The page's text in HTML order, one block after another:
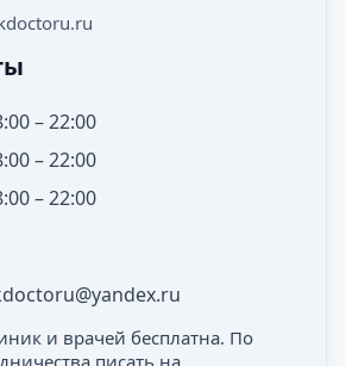
– 22:00
– 22:00
– 22:00
и врачей бесплатна. По
писать на